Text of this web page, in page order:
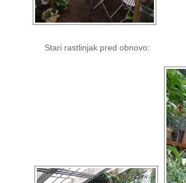
Stari rastlinjak pred obnovo: